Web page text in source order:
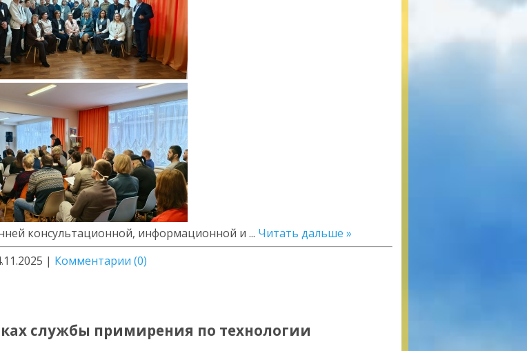
консультационной, информационной и ... Читать дальше »
| Комментарии (0)
службы примирения по технологии